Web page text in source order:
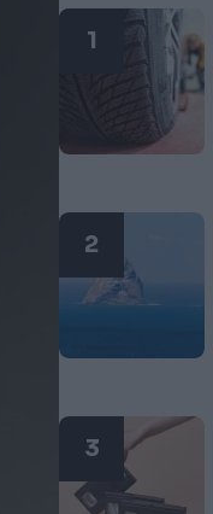
1
2
3